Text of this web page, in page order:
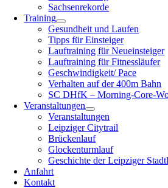
Sachsenrekorde
Training
Gesundheit und Laufen
Tipps für Einsteiger
Lauftraining für Neueinsteiger
Lauftraining für Fitnessläufer
Geschwindigkeit/ Pace
Verhalten auf der 400m Bahn
SC DHfK – Morning-Core-
Veranstaltungen
Veranstaltungen
Leipziger Citytrail
Brückenlauf
Glockenturmlauf
Geschichte der Leipziger
Anfahrt
Kontakt